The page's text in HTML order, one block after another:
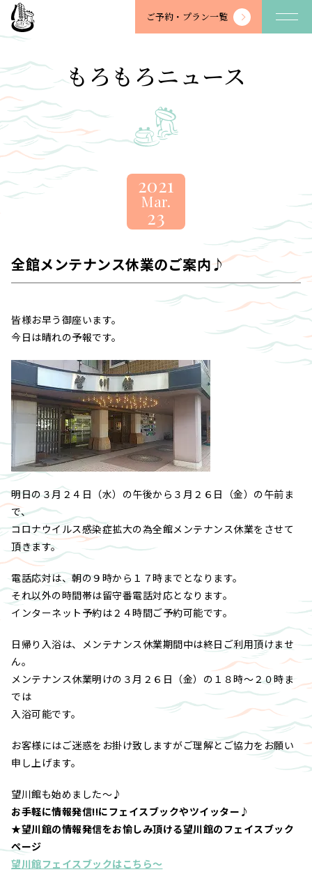
望
川
-
BOSENKAN
ご予約・ プラン一覧
もろもろニュース
2021
Mar.
23
全館メンテナンス休業のご案内♪
皆様お早う御座います。
今日は晴れの予報です。
明日の３月２４日（水）の午後から３月２６日（金）の午前ま
で、
コロナウイルス感染症拡大の為全館メンテナンス休業をさせて
頂きます。
電話応対は、朝の９時から１７時までとなります。
それ以外の時間帯は留守番電話対応となります。
インターネット予約は２４時間ご予約可能です。
日帰り入浴は、メンテナンス休業期間中は終日ご利用頂けませ
ん。
メンテナンス休業明けの３月２６日（金）の１８時～２０時ま
では
入浴可能です。
お客様にはご迷惑をお掛け致しますがご理解とご協力をお願い
申し上げます。
望川館も始めました～♪
お手軽に情報発信!!にフェイスブックやツイッター♪
★望川館の情報発信をお愉しみ頂ける望川館のフェイスブック
ページ
望川館フェイスブックはこちら～